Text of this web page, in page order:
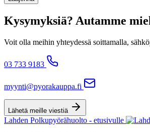
Kysymyksiä? Autamme
Voit olla meihin yhteydessä soittamalla,
03 733 9183
myynti@pyorakauppa.fi
Lähetä meille viestiä
Lahden Polkupyörähuolto - etusivulle